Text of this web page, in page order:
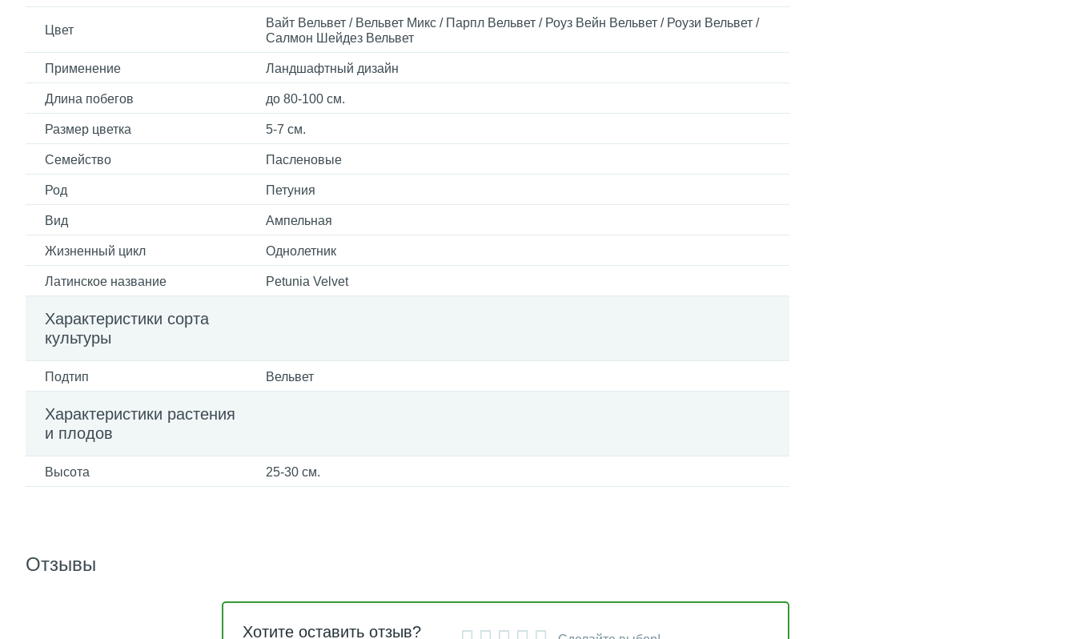
Цвет
Вайт Вельвет / Вельвет Микс / Парпл Вельвет / Роуз Вейн Вельвет / Роузи Вельвет /
Салмон Шейдез Вельвет
Применение Ландшафтный дизайн
Длина побегов до 80-100 см.
Размер цветка 5-7 см.
Семейство Пасленовые
Род Петуния
Вид Ампельная
Жизненный цикл Однолетник
Латинское название Petunia Velvet
Характеристики сорта
культуры
Подтип Вельвет
Характеристики растения
и плодов
Высота 25-30 см.
Отзывы
Хотите оставить отзыв?